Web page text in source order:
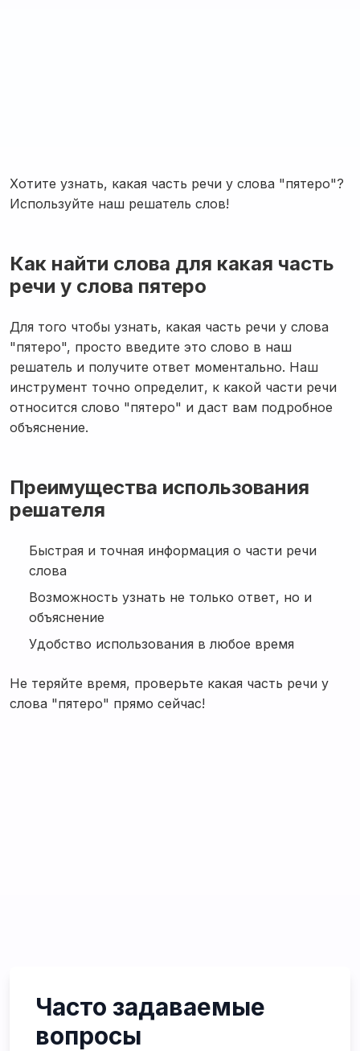
Хотите узнать, какая часть речи у слова "пятеро"?
Используйте наш решатель слов!
Как найти слова для какая часть
речи у слова пятеро
Для того чтобы узнать, какая часть речи у слова
"пятеро", просто введите это слово в наш
решатель и получите ответ моментально. Наш
инструмент точно определит, к какой части речи
относится слово "пятеро" и даст вам подробное
объяснение.
Преимущества использования
решателя
Быстрая и точная информация о части речи
слова
Возможность узнать не только ответ, но и
объяснение
Удобство использования в любое время
Не теряйте время, проверьте какая часть речи у
слова "пятеро" прямо сейчас!
Часто задаваемые
вопросы